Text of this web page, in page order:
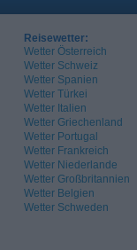
Reisewetter:
Wetter Österreich
Wetter Schweiz
Wetter Spanien
Wetter Türkei
Wetter Italien
Wetter Griechenland
Wetter Portugal
Wetter Frankreich
Wetter Niederlande
Wetter Großbritannien
Wetter Belgien
Wetter Schweden